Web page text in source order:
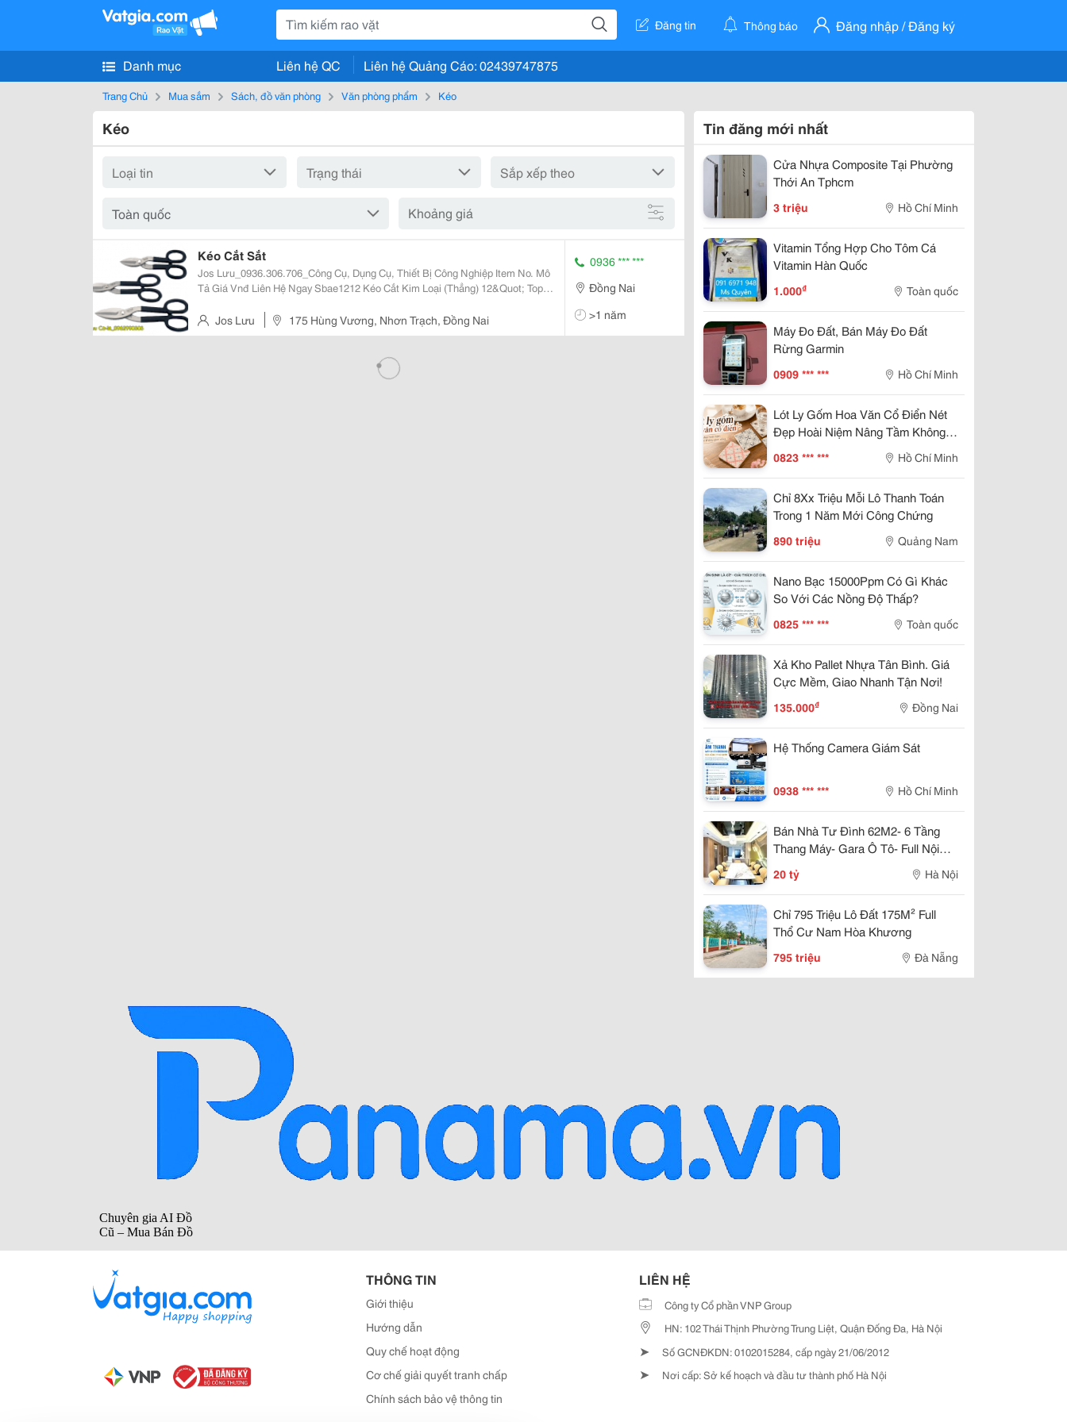
Đăng tin Thông báo Đăng nhập / Đăng ký
Danh mục Liên hệ QC Liên hệ Quảng Cáo: 02439747875
Trang Chủ Mua sắm Sách, đồ văn phòng Văn phòng phẩm Kéo
Kéo
Khoảng giá
Kéo Cắt Sắt
Jos Lưu_0936.306.706_Công Cụ, Dụng Cụ, Thiết Bị Công Nghiệp Item No. Mô
Tả Giá Vnđ Liên Hệ Ngay Sbae1212 Kéo Cắt Kim Loại (Thẳng) 12&Quot; Toptul
T
Jos Lưu 175 Hùng Vương, Nhơn Trạch, Đồng Nai
0936 *** ***
Đồng Nai
>1 năm
Tin đăng mới nhất
Cửa Nhựa Composite Tại Phường
Thới An Tphcm
3 triệu Hồ Chí Minh
Vitamin Tổng Hợp Cho Tôm Cá
Vitamin Hàn Quốc
1.000₫ Toàn quốc
Máy Đo Đất, Bán Máy Đo Đất
Rừng Garmin
0909 *** *** Hồ Chí Minh
Lót Ly Gốm Hoa Văn Cổ Điển Nét
Đẹp Hoài Niệm Nâng Tầm Không
0823 *** *** Hồ Chí Minh
Chỉ 8Xx Triệu Mỗi Lô Thanh Toán
Trong 1 Năm Mới Công Chứng
890 triệu Quảng Nam
Nano Bạc 15000Ppm Có Gì Khác
So Với Các Nồng Độ Thấp?
0825 *** *** Toàn quốc
Xả Kho Pallet Nhựa Tân Bình. Giá
Cực Mềm, Giao Nhanh Tận Nơi!
135.000₫ Đồng Nai
Hệ Thống Camera Giám Sát
0938 *** *** Hồ Chí Minh
Bán Nhà Tư Đình 62M2- 6 Tầng
Thang Máy- Gara Ô Tô- Full Nội
20 tỷ Hà Nội
Chỉ 795 Triệu Lô Đất 175M² Full
Thổ Cư Nam Hòa Khương
795 triệu Đà Nẵng
THÔNG TIN
Giới thiệu
Hướng dẫn
Quy chế hoạt động
Cơ chế giải quyết tranh chấp
Chính sách bảo vệ thông tin
LIÊN HỆ
Công ty Cổ phần VNP Group
HN: 102 Thái Thịnh Phường Trung Liệt, Quận Đống Đa, Hà Nội
➤ Số GCNĐKDN: 0102015284, cấp ngày 21/06/2012
➤ Nơi cấp: Sở kế hoạch và đầu tư thành phố Hà Nội